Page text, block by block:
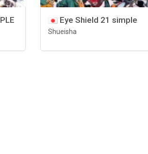
Eye Shield 21 simple
Shueisha